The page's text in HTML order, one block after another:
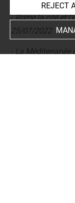
-Rome la cité et
25/07/2022
- La Méditerranée
REJECT